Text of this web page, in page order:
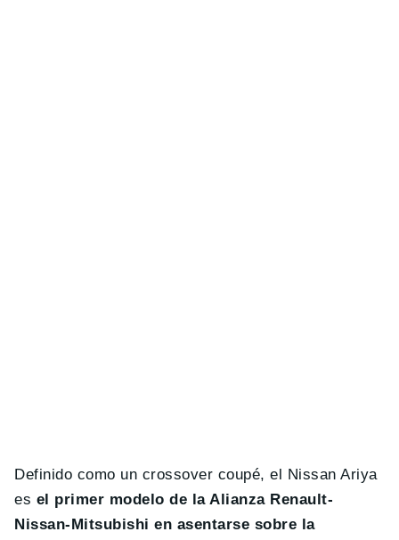
Definido como un crossover coupé, el Nissan Ariya
es el primer modelo de la Alianza Renault-
Nissan-Mitsubishi en asentarse sobre la